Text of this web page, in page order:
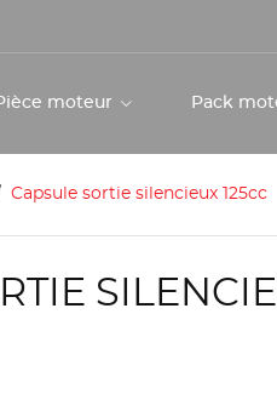
moteur Pack
Capsule sortie silencieux 125cc